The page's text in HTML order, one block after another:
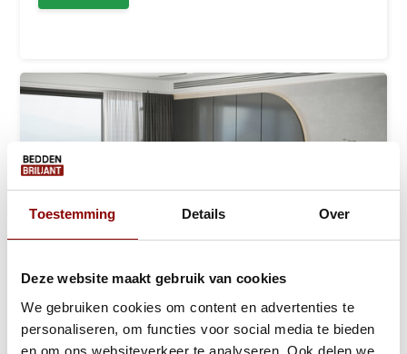
Toestemming Details Over
Deze website maakt gebruik van cookies
We gebruiken cookies om content en advertenties te
personaliseren, om functies voor social media te bieden
en om ons websiteverkeer te analyseren. Ook delen we